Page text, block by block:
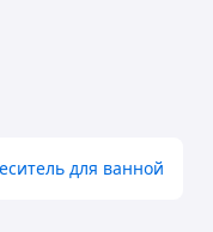
для ванной